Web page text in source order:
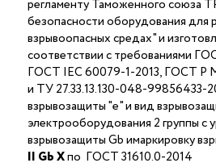
регламенту Таможенного союза
безопасности оборудования для
взрывоопасных средах" и
соответствии с требованиями
ГОСТ IEC 60079-1-2013, ГОСТ Р
и ТУ 27.33.13.130-048-99856433-
взрывозащиты "е" и вид
электрооборудования 2 группы с
взрывозащиты Gb имаркировку
II Gb Xпо ГОСТ 31610.0-2014